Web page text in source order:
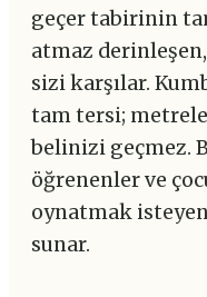
geçer tabirinin
atmaz
sizi karşılar.
tam tersi;
belinizi geçmez.
öğrenenler ve
oynatmak
sunar.